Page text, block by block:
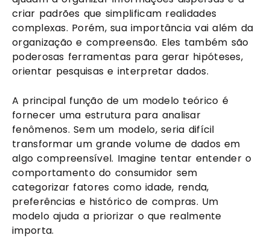
criar padrões que simplificam realidades
complexas. Porém, sua importância vai além da
organização e compreensão. Eles também são
poderosas ferramentas para gerar hipóteses,
orientar pesquisas e interpretar dados.
A principal função de um modelo teórico é
fornecer uma estrutura para analisar
fenômenos. Sem um modelo, seria difícil
transformar um grande volume de dados em
algo compreensível. Imagine tentar entender o
comportamento do consumidor sem
categorizar fatores como idade, renda,
preferências e histórico de compras. Um
modelo ajuda a priorizar o que realmente
importa.